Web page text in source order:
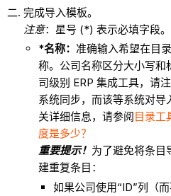
完成导入模板。
注意：星号 (*) 表示必填字段。
*名称： 准确输入希望在目
称。公司名称区分大小写
司级别 ERP 集成工具，请
系统同步，而该等系统对
关详细信息，请参阅 目录工
度是多少？
重要提示！ 为了避免将条目
建重复条目：
如果公司使用“ID”列（